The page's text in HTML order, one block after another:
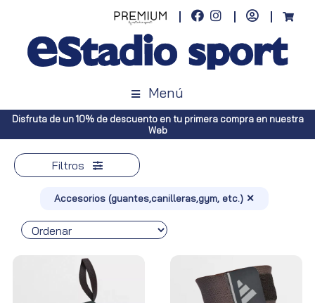
Menú
Envíos gratuitos a toda España (Canarias, pedidos superiores
Península, pedidos superiores a 100€)
Filtros
Accesorios (guantes,canilleras,gym, etc.) ✕